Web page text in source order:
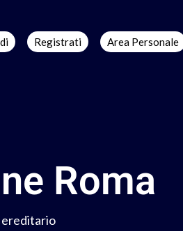
Registrati Area Personale
Roma
ereditario